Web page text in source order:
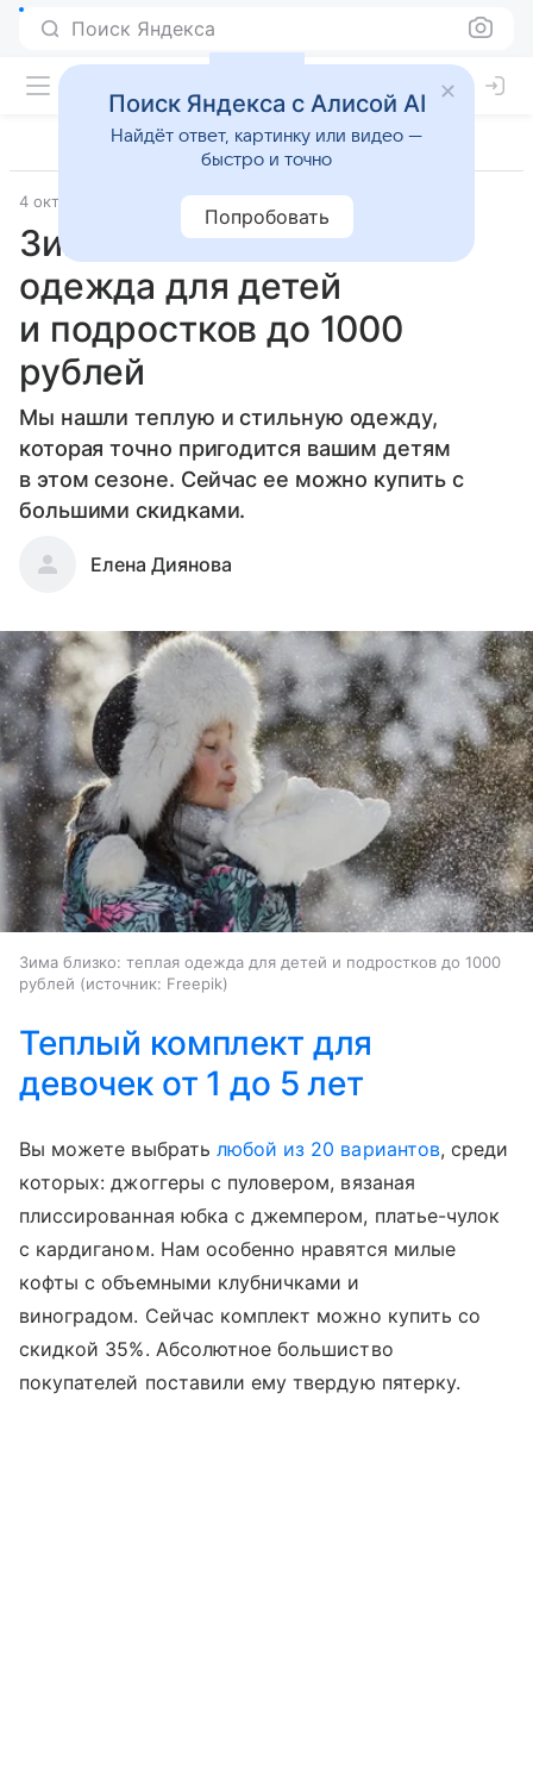
Поиск Яндекса
4 октября 2022 Семья
Зима близко: теплая
одежда для детей
и подростков до 1000
рублей
Мы нашли теплую и стильную одежду,
которая точно пригодится вашим детям
в этом сезоне. Сейчас ее можно купить с
большими скидками.
Елена Диянова
Зима близко: теплая одежда для детей и подростков до 1000
рублей
источник: Freepik
Теплый комплект для
девочек от 1 до 5 лет
Вы можете выбрать любой из 20 вариантов, среди
которых: джоггеры с пуловером, вязаная
плиссированная юбка с джемпером, платье-чулок
с кардиганом. Нам особенно нравятся милые
кофты с объемными клубничками и
виноградом. Сейчас комплект можно купить со
скидкой 35%. Абсолютное большиство
покупателей поставили ему твердую пятерку.
Поиск Яндекса с Алисой AI
Найдёт ответ, картинку или видео —
быстро и точно
Попробовать